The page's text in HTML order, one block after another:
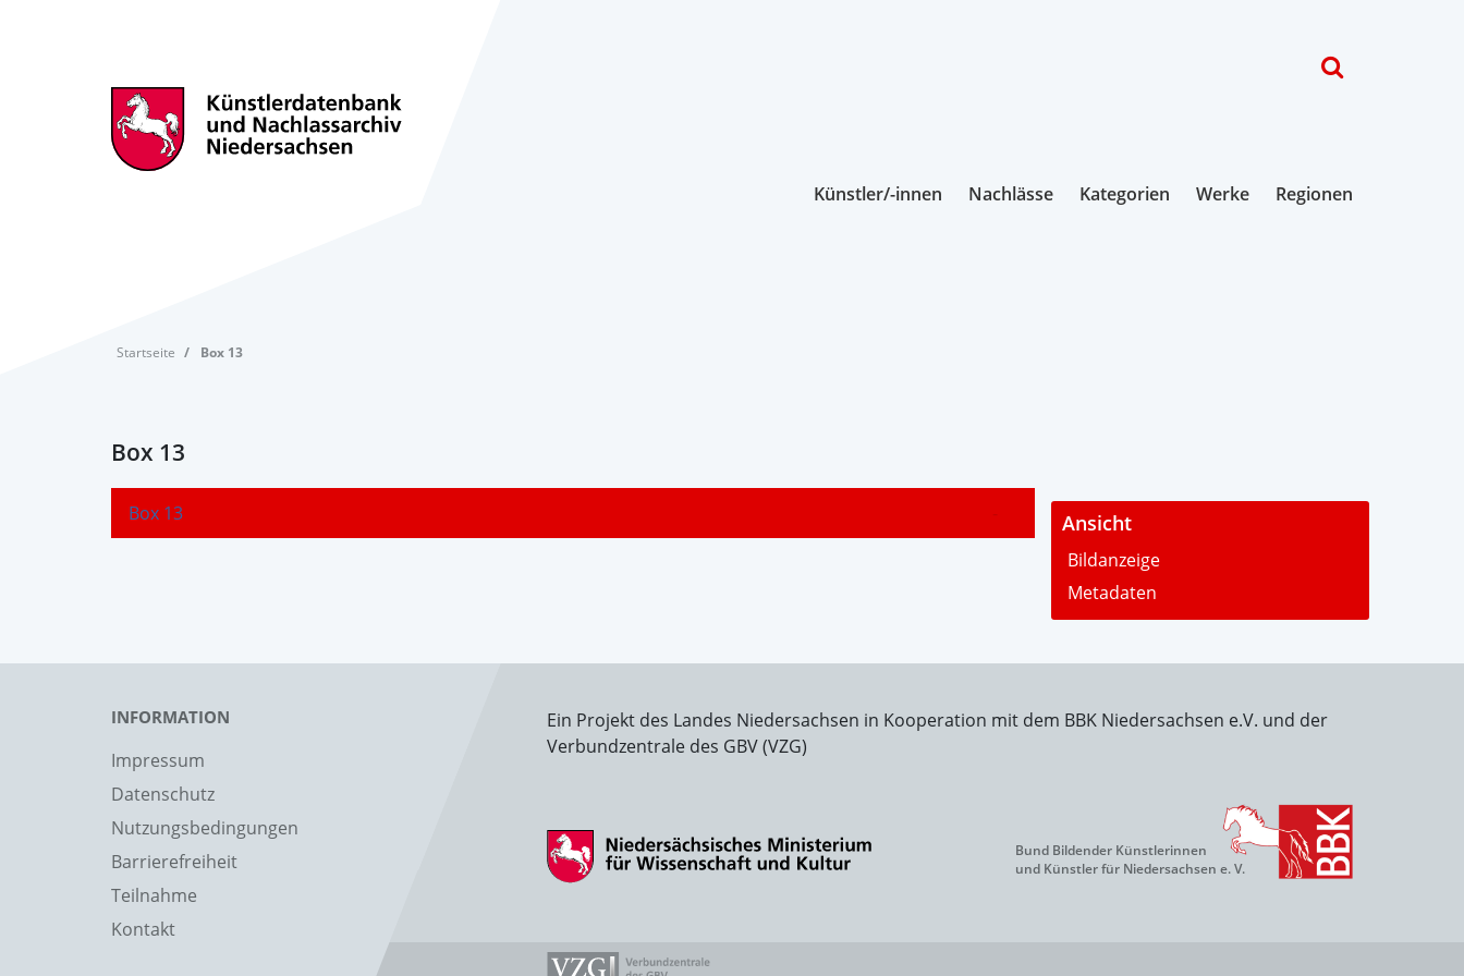
Künstler/-innen Nachlässe Kategorien Werke Regionen
Startseite Box 13
Box 13
Box 13 - Ansicht
Bildanzeige
Metadaten
INFORMATION
Impressum
Datenschutz
Nutzungsbedingungen
Barrierefreiheit
Teilnahme
Kontakt
Ein Projekt des Landes Niedersachsen in Kooperation mit dem BBK Niedersachsen e.V. und der
Verbundzentrale des GBV (VZG)
Bund Bildender Künstlerinnen
und Künstler für Niedersachsen e. V.